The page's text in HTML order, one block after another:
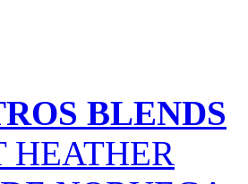
BLENDS
HEATHER